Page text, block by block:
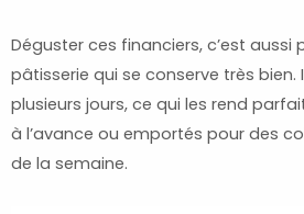
Déguster ces financiers, c’est aussi
pâtisserie qui se conserve très bien.
plusieurs jours, ce qui les rend
à l’avance ou emportés pour des
de la semaine.